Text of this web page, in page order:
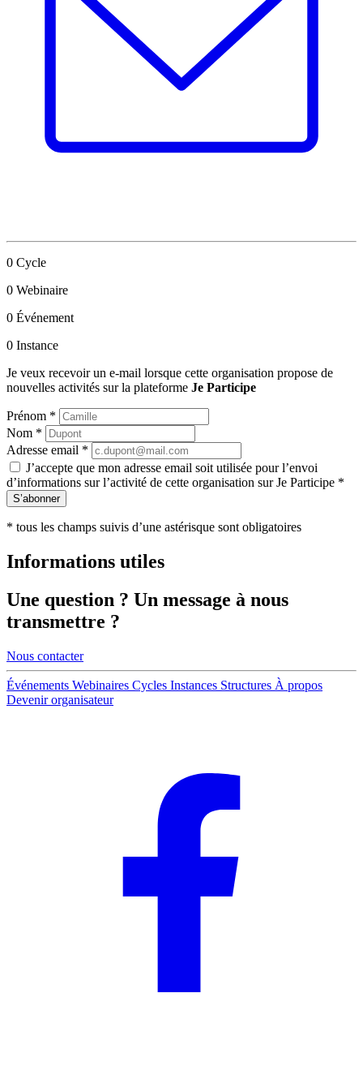
0 Cycle
0 Webinaire
0 Événement
0 Instance
Je veux recevoir un e-mail lorsque cette organisation propose de
nouvelles activités sur la plateforme Je Participe
Prénom *
Nom *
Adresse email *
J’accepte que mon adresse email soit utilisée pour l’envoi
d’informations sur l’activité de cette organisation sur Je Participe *
S’abonner
* tous les champs suivis d’une astérisque sont obligatoires
Informations utiles
Une question ? Un message à nous
transmettre ?
Nous contacter
Événements Webinaires Cycles Instances Structures À propos
Devenir organisateur